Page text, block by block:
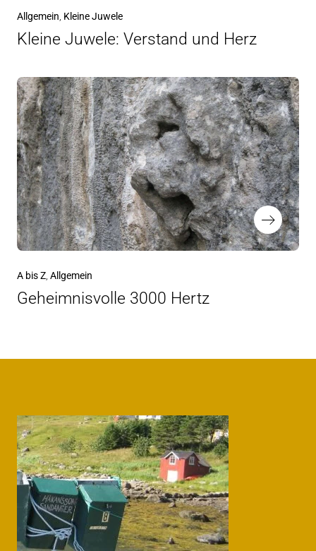
Vorheriger
Beitrag
Allgemein Kleine Juwele
Kleine Juwele: Verstand und Herz
Nächster
Beitrag
A bis Z Allgemein
Geheimnisvolle 3000 Hertz